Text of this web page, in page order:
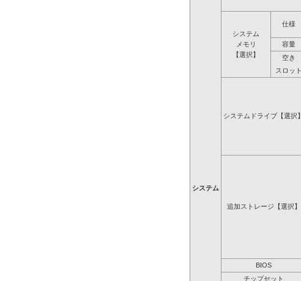
システム
システム
メモリ
【選択】
仕様
容量
空き
スロット
システムドライブ【選択】
追加ストレージ【選択】
BIOS
チップセット